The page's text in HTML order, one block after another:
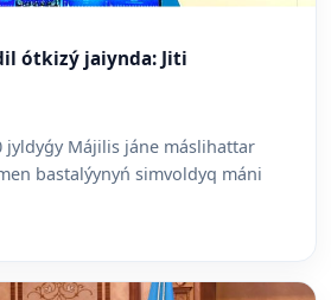
ótkizý jaiynda: Jiti
jyldyǵy Májilis jáne máslihattar
bastalýynyń simvoldyq máni